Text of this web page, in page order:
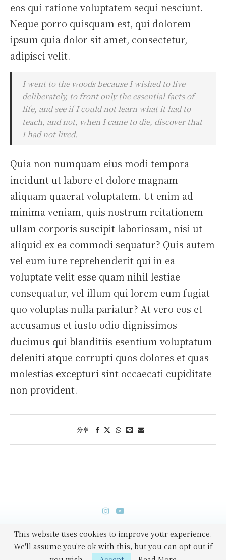
eos qui ratione voluptatem sequi nesciunt.
Neque porro quisquam est, qui dolorem
ipsum quia dolor sit amet, consectetur,
adipisci velit.
I went to the woods because I wished to live
deliberately, to front only the essential facts of
life, and see if I could not learn what it had to
teach, and not, when I came to die, discover that
I had not lived.
Quia non numquam eius modi tempora
incidunt ut labore et dolore magnam
aliquam quaerat voluptatem. Ut enim ad
minima veniam, quis nostrum rcitationem
ullam corporis suscipit laboriosam, nisi ut
aliquid ex ea commodi sequatur? Quis autem
vel eum iure reprehenderit qui in ea
voluptate velit esse quam nihil lestiae
consequatur, vel illum qui lorem eum fugiat
quo voluptas nulla pariatur? At vero eos et
accusamus et iusto odio dignissimos
ducimus qui blanditiis esentium voluptatum
deleniti atque corrupti quos dolores et quas
molestias excepturi sint occaecati cupiditate
non provident.
分享
Copyright © 2026 閒雲宅記 ☁️ Oriental Cirrus_Art. All rights
reserved.Privacy Notice
This website uses cookies to improve your experience.
We'll assume you're ok with this, but you can opt-out if